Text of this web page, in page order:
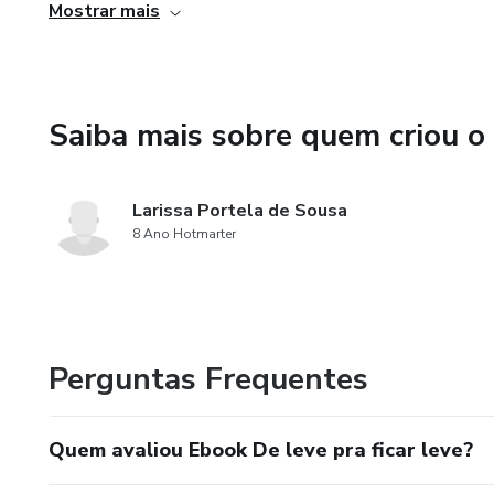
e emocional possa se beneficiar do ebook, sem sentir
simples e eficazes, que podem ser facilmente
Mostrar mais
Saiba mais sobre quem criou
Larissa Portela de Sousa
8 Ano Hotmarter
Perguntas Frequentes
Quem avaliou Ebook De leve pra ficar leve?